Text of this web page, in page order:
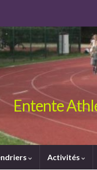
Entente
Activités